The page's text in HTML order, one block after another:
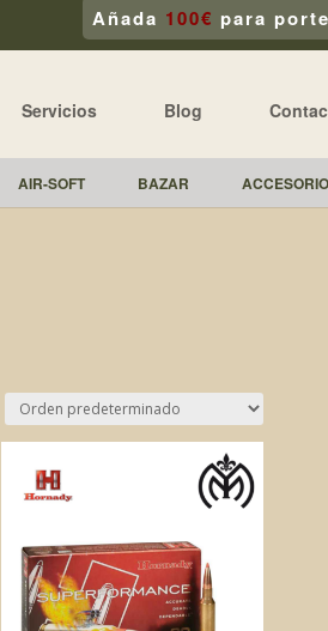
Añada 100€ para
Servicios Blog
AIR-SOFT BAZAR